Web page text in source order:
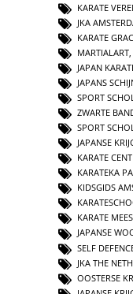
KARATE
JKA
KARATE
MARTIALART
JAPAN
JAPANS
SPORT
ZWARTE
SPORT
JAPANSE
KARATE
KARATEKA
KIDSGIDS
KARATE
JAPANSE
SELF
JKA THE
OOSTERSE